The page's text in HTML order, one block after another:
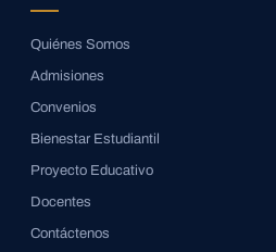
Quiénes Somos
Admisiones
Convenios
Bienestar Estudiantil
Proyecto Educativo
Docentes
Contáctenos